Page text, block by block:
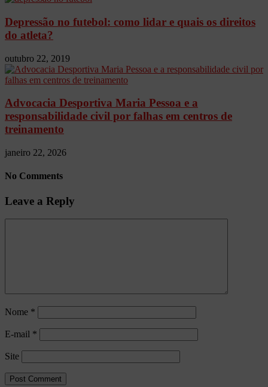
Depressão no futebol: como lidar e quais os direitos
do atleta?
outubro 22, 2019
Advocacia Desportiva Maria Pessoa e a
responsabilidade civil por falhas em centros de
treinamento
janeiro 22, 2026
No Comments
Leave a Reply
Nome *
E-mail *
Site